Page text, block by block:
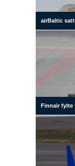
airBaltic
Finnair fylte